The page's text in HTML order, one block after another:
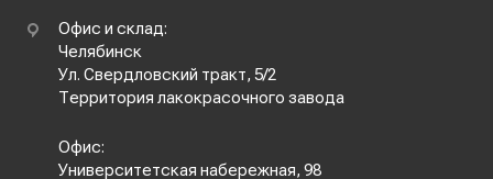
Офис и склад:
Челябинск
Ул. Свердловский тракт, 5/2
Территория лакокрасочного завода
Офис:
Университетская набережная, 98